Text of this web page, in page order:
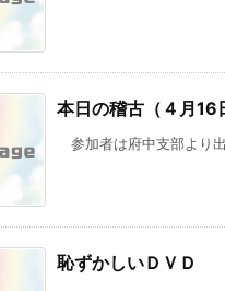
本日の稽古（４月16
参加者は府中支部より
恥ずかしいＤＶＤ